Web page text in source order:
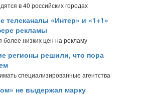
в 40 российских городах
телеканалы «Интер» и «1+1»
рекламы
более низких цен на рекламу
регионы решили, что пора
специализированные агентства
не выдержал марку